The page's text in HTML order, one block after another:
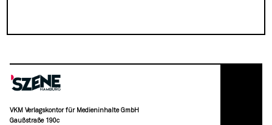
VKM Verlagskontor für Medieninhalte GmbH
Gaußstraße 190c